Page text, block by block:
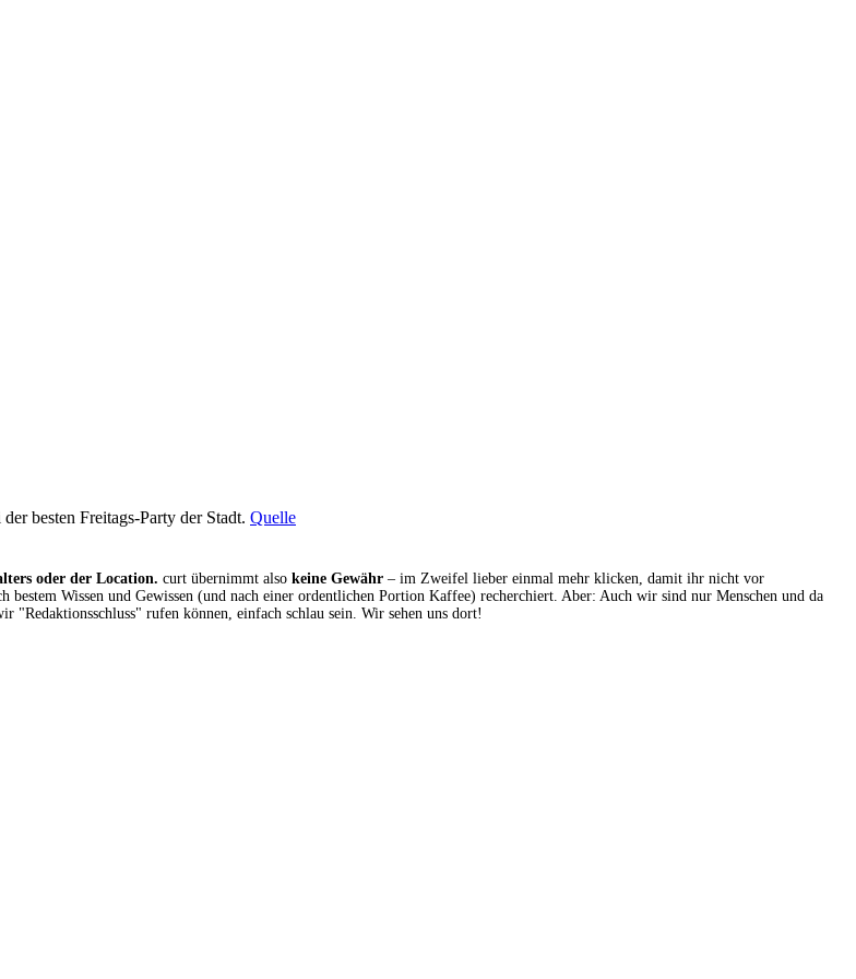
besten Freitags-Party der Stadt. Quelle
oder der Location. curt übernimmt also keine Gewähr – im Zweifel lieber einmal mehr klicken, damit ihr nicht vor
Wissen und Gewissen (und nach einer ordentlichen Portion Kaffee) recherchiert. Aber: Auch wir sind nur Menschen und da
"Redaktionsschluss" rufen können, einfach schlau sein. Wir sehen uns dort!